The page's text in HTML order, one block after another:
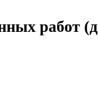
работ